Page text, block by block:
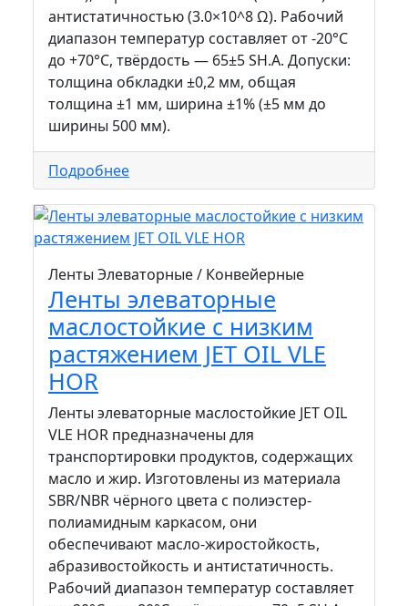
антистатичностью (3.0×10^8 Ω). Рабочий
диапазон температур составляет от -20°С
до +70°C, твёрдость — 65±5 SH.A. Допуски:
толщина обкладки ±0,2 мм, общая
толщина ±1 мм, ширина ±1% (±5 мм до
ширины 500 мм).
Подробнее
Ленты Элеваторные / Конвейерные
Ленты элеваторные
маслостойкие с низким
растяжением JET OIL VLE
HOR
Ленты элеваторные маслостойкие JET OIL
VLE HOR предназначены для
транспортировки продуктов, содержащих
масло и жир. Изготовлены из материала
SBR/NBR чёрного цвета с полиэстер-
полиамидным каркасом, они
обеспечивают масло-жиростойкость,
абразивостойкость и антистатичность.
Рабочий диапазон температур составляет